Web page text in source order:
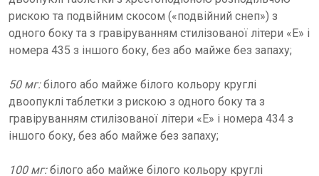
рискою та подвійним скосом («подвійний снеп») з
одного боку та з гравіруванням стилізованої літери «E» і
номера 435 з іншого боку, без або майже без запаху;
50 мг:білого або майже білого кольору круглі
двоопуклі таблетки з рискою з одного боку та з
гравіруванням стилізованої літери «E» і номера 434 з
іншого боку, без або майже без запаху;
100 мг:білого або майже білого кольору круглі